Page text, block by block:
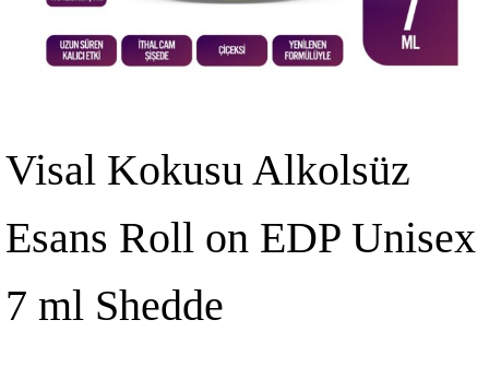
Visal Kokusu Alkolsüz
Esans Roll on EDP Unisex
7 ml Shedde